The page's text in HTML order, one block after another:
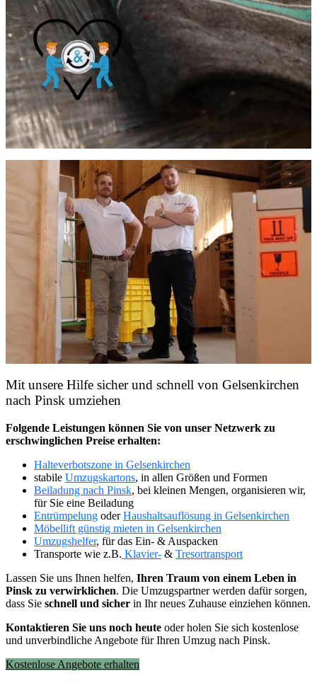
Mit unsere Hilfe sicher und schnell von Gelsenkirchen
nach Pinsk umziehen
Folgende Leistungen können Sie von unser Netzwerk zu
erschwinglichen Preise erhalten:
Halteverbotszone in Gelsenkirchen
stabile Umzugskartons, in allen Größen und Formen
Beiladung nach Pinsk, bei kleinen Mengen, organisieren wir,
für Sie eine Beiladung
Entrümpelung oderHaushaltsauflösung in Gelsenkirchen
Möbellift günstig mieten in Gelsenkirchen
Umzugshelfer, für das Ein- & Auspacken
Transporte wie z.B. Klavier- & Tresortransport
Lassen Sie uns Ihnen helfen, Ihren Traum von einem Leben in
Pinsk zu verwirklichen. Die Umzugspartner werden dafür sorgen,
dass Sie schnell und sicher in Ihr neues Zuhause einziehen können.
Kontaktieren Sie uns noch heute oder holen Sie sich kostenlose
und unverbindliche Angebote für Ihren Umzug nach Pinsk.
Kostenlose Angebote erhalten